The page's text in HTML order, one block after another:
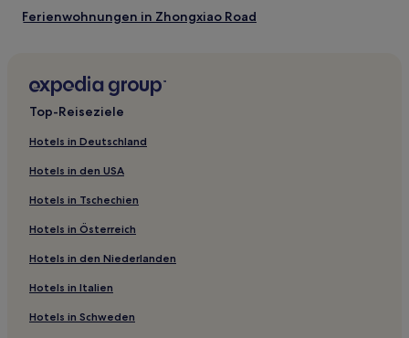
Ferienwohnungen in Zhongxiao Road
3-Sterne-Hotels in Bezirk Guishan
4-Sterne-Hotels in Daxi Old Street
4-Sterne-Hotels in Wanhua
3-Sterne-Hotels in Tucheng
3-Sterne-Hotels in Bezirk Longtan
3-Sterne-Hotels in Bezirk Yangmei
5-Sterne-Hotels in Taoyuan
Top-Reiseziele
Hotels in Deutschland
Hotels in den USA
Hotels in Tschechien
Hotels in Österreich
Hotels in den Niederlanden
Hotels in Italien
Hotels in Schweden